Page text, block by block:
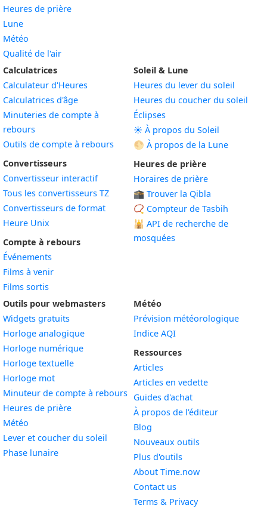
Heures de prière
Lune
Météo
Qualité de l'air
Calculatrices
Calculateur d'Heures
Calculatrices d'âge
Minuteries de compte à
rebours
Outils de compte à rebours
Convertisseurs
Convertisseur interactif
Tous les convertisseurs TZ
Convertisseurs de format
Heure Unix
Compte à rebours
Événements
Films à venir
Films sortis
Soleil & Lune
Heures du lever du soleil
Heures du coucher du soleil
Éclipses
☀️ À propos du Soleil
🌕 À propos de la Lune
Heures de prière
Horaires de prière
🕋 Trouver la Qibla
📿 Compteur de Tasbih
🕌 API de recherche de
mosquées
Outils pour webmasters
Widgets gratuits
Horloge analogiqueWidget
Horloge numériqueWidget
Horloge textuelleWidget
Horloge motWidget
Minuteur de compte à rebours Widget
Heures de prièreWidget
Météo
Lever et coucher du soleil
Phase lunaireWidget
Météo
Prévision météorologique
Indice AQI
Ressources
Articles
Articles en vedette
Guides d'achat
À propos de l'éditeur
Blog
Nouveaux outils
Plus d'outils
About Time.now
Contact us
Terms & Privacy